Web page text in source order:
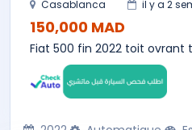
Casablanca il y a 2
150,000 MAD
Fiat 500 fin 2022 toit ovrant